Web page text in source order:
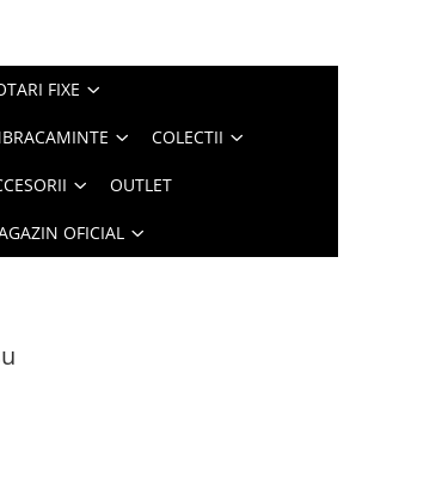
FIXE
COLECTII
OUTLET
OFICIAL